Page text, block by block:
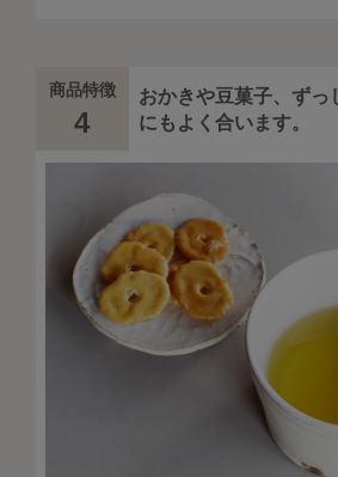
商品特徴
4
おかきや豆菓子、ずっ
にもよく合います。